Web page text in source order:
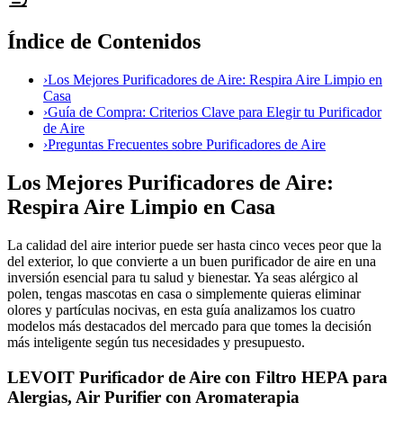
Índice de Contenidos
›Los Mejores Purificadores de Aire: Respira Aire Limpio en
Casa
›Guía de Compra: Criterios Clave para Elegir tu Purificador
de Aire
›Preguntas Frecuentes sobre Purificadores de Aire
Los Mejores Purificadores de Aire:
Respira Aire Limpio en Casa
La calidad del aire interior puede ser hasta cinco veces peor que la
del exterior, lo que convierte a un buen purificador de aire en una
inversión esencial para tu salud y bienestar. Ya seas alérgico al
polen, tengas mascotas en casa o simplemente quieras eliminar
olores y partículas nocivas, en esta guía analizamos los cuatro
modelos más destacados del mercado para que tomes la decisión
más inteligente según tus necesidades y presupuesto.
LEVOIT Purificador de Aire con Filtro HEPA para
Alergias, Air Purifier con Aromaterapia